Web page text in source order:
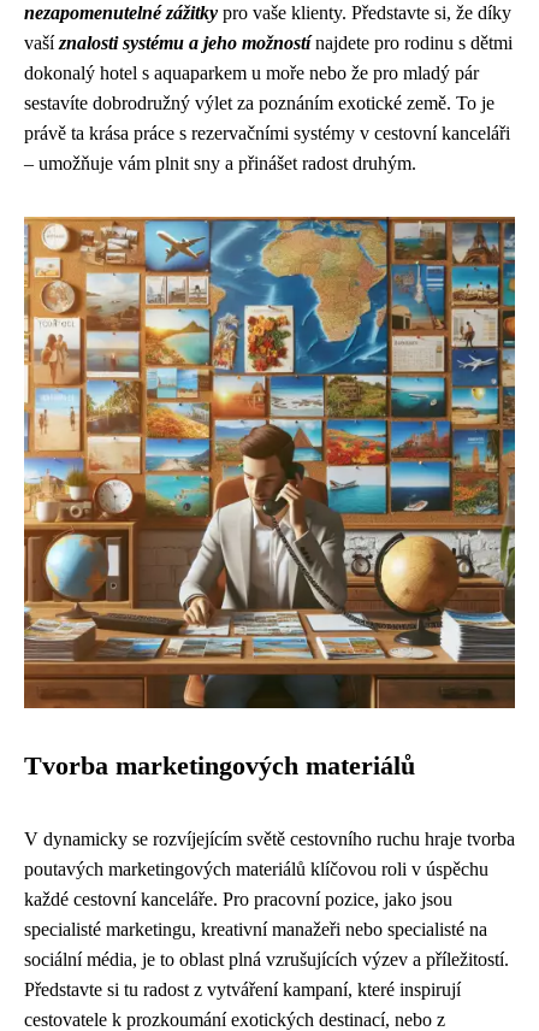
nezapomenutelné zážitky pro vaše klienty. Představte si, že díky
vašíznalosti systému a jeho možnostínajdete pro rodinu s dětmi
dokonalý hotel s aquaparkem u moře nebo že pro mladý pár
sestavíte dobrodružný výlet za poznáním exotické země. To je
právě ta krása práce s rezervačními systémy v cestovní kanceláři
– umožňuje vám plnit sny a přinášet radost druhým.
Tvorba marketingových materiálů
V dynamicky se rozvíjejícím světě cestovního ruchu hraje tvorba
poutavých marketingových materiálů klíčovou roli v úspěchu
každé cestovní kanceláře. Pro pracovní pozice, jako jsou
specialisté marketingu, kreativní manažeři nebo specialisté na
sociální média, je to oblast plná vzrušujících výzev a příležitostí.
Představte si tu radost z vytváření kampaní, které inspirují
cestovatele k prozkoumání exotických destinací, nebo z